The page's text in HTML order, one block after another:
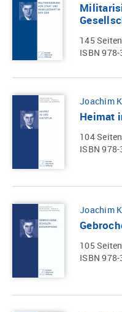
145
ISBN
Joachim
Heimat
104
ISBN
Joachim
105
ISBN